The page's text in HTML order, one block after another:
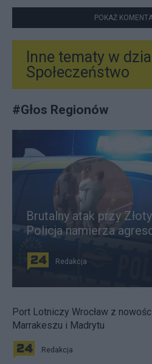
POKAŻ
Inne tematy w
Społeczeństwo
#Głos Regionów
Brutalny atak przy
Policja namierza
Redakcja
Port Lotniczy Wrocław z
Marrakeszu i Madrytu
Redakcja